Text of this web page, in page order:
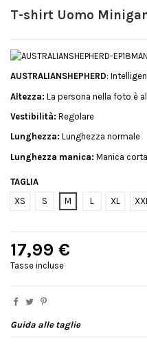
T-shirt Uomo
AUSTRALIANSHEPHERD:
Altezza: La persona nella foto è
Vestibilità: Regolare
Lunghezza: Lunghezza normale
Lunghezza manica: Manica corta
TAGLIA
XS
S M L XL
17,99 €
Tasse incluse
Guida alle taglie